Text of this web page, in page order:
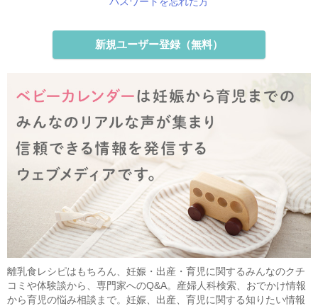
新規ユーザー登録（無料）
離乳食レシピはもちろん、妊娠・出産・育児に関するみんなのクチ
コミや体験談から、専門家へのQ&A。産婦人科検索、おでかけ情報
から育児の悩み相談まで。妊娠、出産、育児に関する知りたい情報